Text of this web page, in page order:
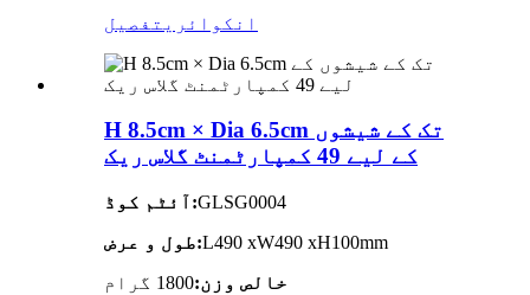
انکوائری تفصیل
H 8.5cm × Dia 6.5cm تک کے شیشوں
کے لیے 49 کمپارٹمنٹ گلاس ریک
آئٹم کوڈ:GLSG0004
طول و عرض:L490 xW490 xH100mm
خالص وزن:1800 گرام